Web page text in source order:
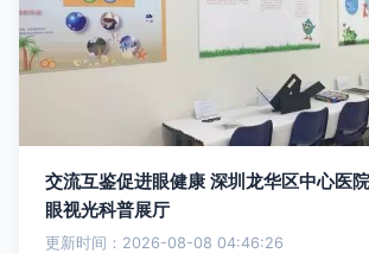
交流互鉴促进眼健康 深圳龙华区中心医
眼视光科普展厅
更新时间：2026-08-08 04:46:26